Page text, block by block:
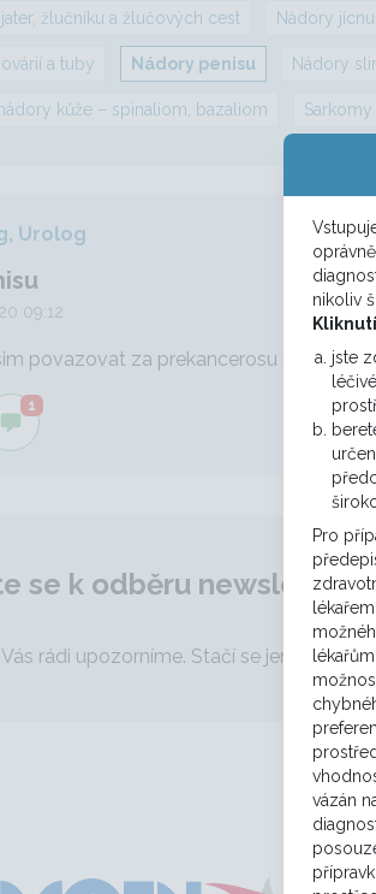
žlučníku a žlučových cest Nádory
a tuby Nádory penisu Nádory
kůže – spinaliom, bazaliom
Urolog
09:12
povazovat za prekancerosu
1
se k odběru newsletteru
rádi upozorníme. Stačí se jen
nikoliv
jste
Pro
vázán